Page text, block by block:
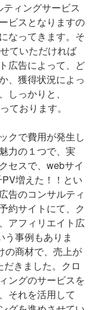
ィングサービス
ビスとなりますの
なってきます。そ
ていただければ
広告によって、ど
、獲得状況によっ
っかりと、
ております。
クで費用が発生し
力の１つで、実
セスで、webサイ
増えた！！とい
告のコンサルティ
約サイトにて、ク
アフィリエイト広
事例もありま
の商材で、売上が
きました。クロ
ングのサービスを
それを活用して